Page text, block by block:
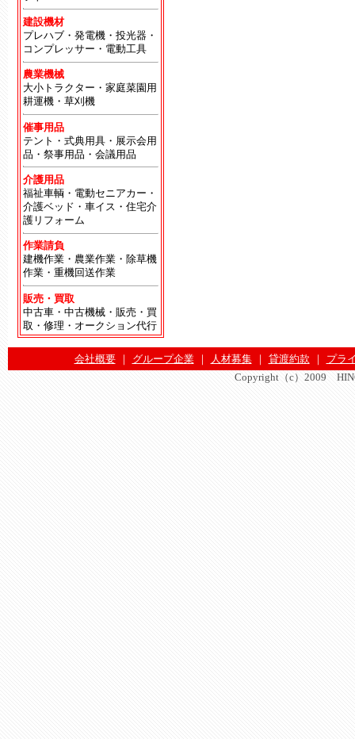
建設機材
プレハブ・発電機・投光器・
コンプレッサー・電動工具
農業機械
大小トラクター・家庭菜園用
耕運機・草刈機
催事用品
テント・式典用具・展示会用
品・祭事用品・会議用品
介護用品
福祉車輌・電動セニアカー・
介護ベッド・車イス・住宅介
護リフォーム
作業請負
建機作業・農業作業・除草機
作業・重機回送作業
販売・買取
中古車・中古機械・販売・買
取・修理・オークション代行
会社概要｜ グループ企業｜ 人材募集｜ 貸渡約款 ｜ プラ
Copyright（c）2009